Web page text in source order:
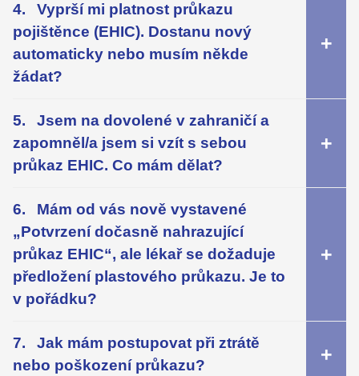
Vyprší mi platnost průkazu
pojištěnce (EHIC). Dostanu nový
automaticky nebo musím někde
žádat?
Jsem na dovolené v zahraničí a
zapomněl/a jsem si vzít s sebou
průkaz EHIC. Co mám dělat?
Mám od vás nově vystavené
„Potvrzení dočasně nahrazující
průkaz EHIC“, ale lékař se dožaduje
předložení plastového průkazu. Je to
v pořádku?
Jak mám postupovat při ztrátě
nebo poškození průkazu?